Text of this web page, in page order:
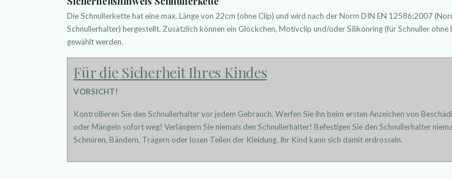
Die Schnullerkette hat eine max. Länge von 22cm (ohne Clip) und wird nach der Norm DIN EN 12586:2007
Schnullerhalter) hergestellt. Zusätzlich können ein Glöckchen, Motivclip und/oder Silikonring (für Schnuller ohne
gewählt werden.
Für die Sicherheit Ihres Kindes
VORSICHT!
Kontrollieren Sie den Schnullerhalter vor jedem Gebrauch. Werfen Sie ihn beim ersten Anzeichen von
oder Mängeln sofort weg! Verlängern Sie niemals den Schnullerhalter! Befestigen Sie den Schnullerhalter
Schnüren, Bändern, Trägern oder losen Teilen der Kleidung. Ihr Kind kann sich damit erdrosseln.